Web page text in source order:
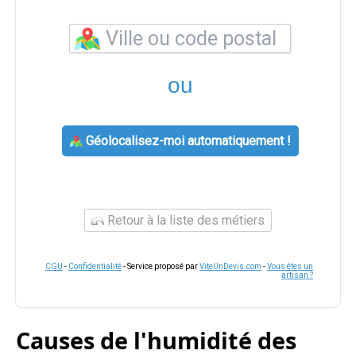
ou
Géolocalisez-moi automatiquement !
Retour à la liste des métiers
CGU - Confidentialité- Service proposé parViteUnDevis.com -Vous êtes un
artisan ?
Causes de l'humidité des